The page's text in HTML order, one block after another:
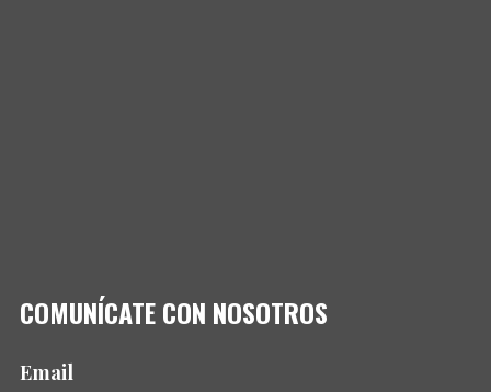
COMUNÍCATE CON NOSOTROS
Email